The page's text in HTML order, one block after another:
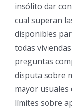
insólito dar
cual superan
disponibles
todas
preguntas
disputa sobre
mayor usuales
límites sobre